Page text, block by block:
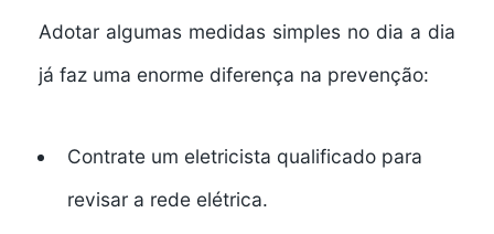
Adotar algumas medidas simples no dia a dia
já faz uma enorme diferença na prevenção:
Contrate um eletricista qualificado para
revisar a rede elétrica.